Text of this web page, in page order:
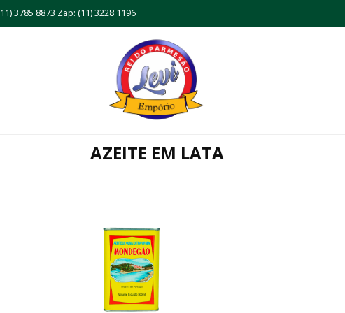
3785 8873 Zap: (11) 3228 1196
AZEITE EM LATA